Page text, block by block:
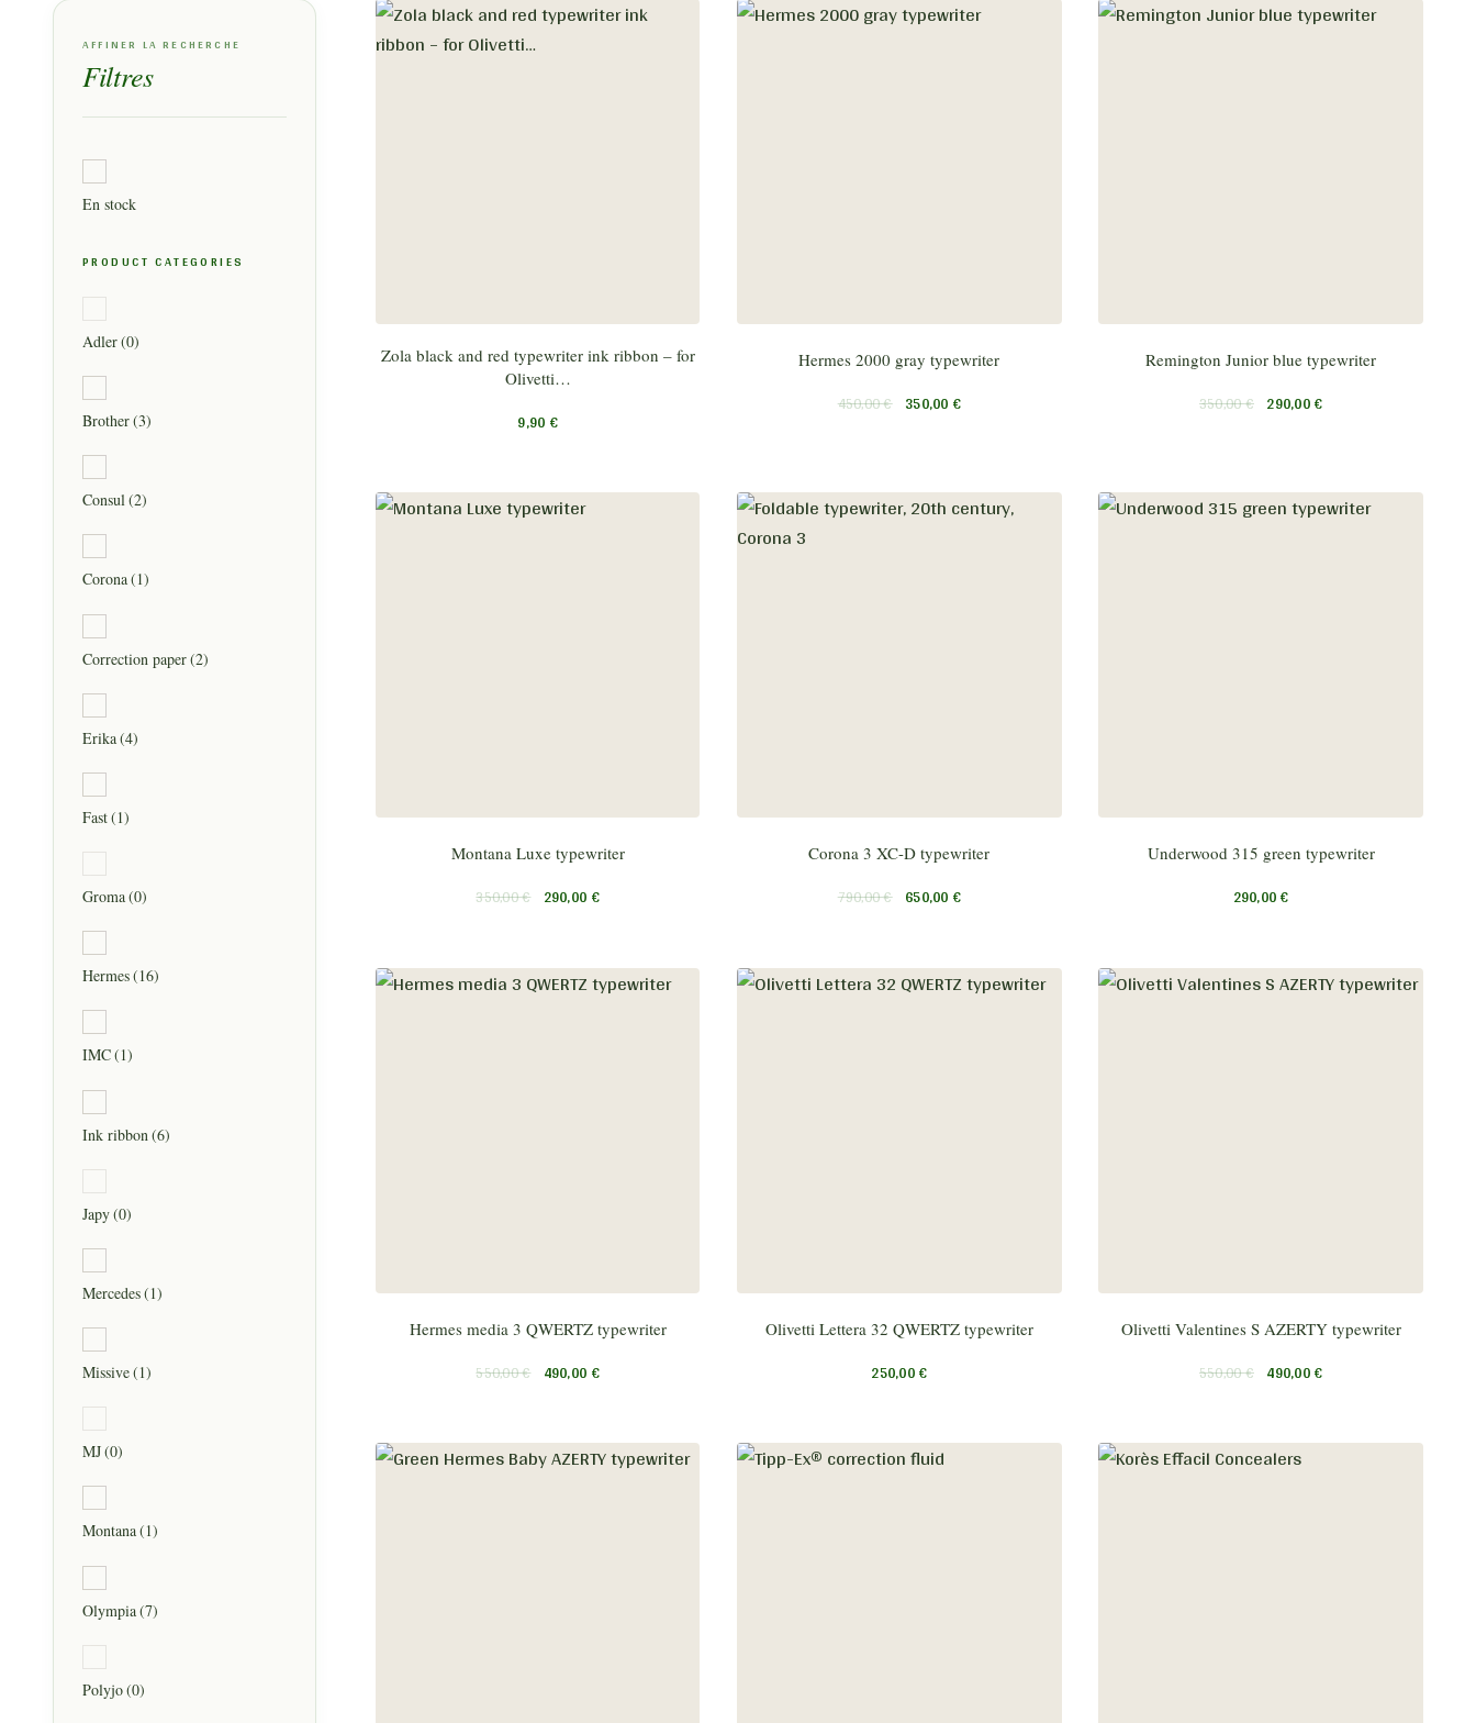
AFFINER LA RECHERCHE
Filtres
En stock
PRODUCT CATEGORIES
Adler(0)
Brother(3)
Consul(2)
Corona(1)
Correction paper(2)
Erika(4)
Fast(1)
Groma(0)
Hermes(16)
IMC(1)
Ink ribbon (6)
Japy(0)
Mercedes(1)
Missive(1)
MJ(0)
Montana(1)
Olympia(7)
Polyjo(0)
Zola black and red typewriter ink ribbon – for
Olivetti…
9,90 €
Hermes 2000 gray typewriter
450,00€ 350,00 €
Remington Junior blue typewriter
350,00€ 290,00€
Montana Luxe typewriter
350,00€ 290,00 €
Corona 3 XC-D typewriter
790,00€ 650,00 €
Underwood 315 green typewriter
290,00€
Hermes media 3 QWERTZ typewriter
550,00€ 490,00 €
Olivetti Lettera 32 QWERTZ typewriter
250,00€
Olivetti Valentines S AZERTY typewriter
550,00€ 490,00€